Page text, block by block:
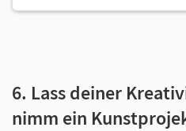
6. Lass deiner
nimm ein